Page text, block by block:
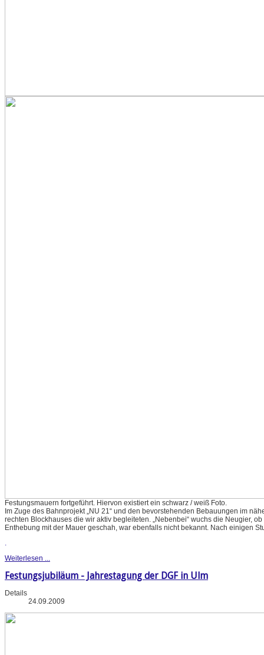
Festungsmauern fortgeführt. Hiervon existiert ein schwarz / weiß Foto.
Im Zuge des Bahnprojekt „NU 21“ und den bevorstehenden Bebauungen im
rechten Blockhauses die wir aktiv begleiteten. „Nebenbei“ wuchs die Neugier,
Enthebung mit der Mauer geschah, war ebenfalls nicht bekannt. Nach einigen
.
Weiterlesen ...
Festungsjubiläum - Jahrestagung der DGF in Ulm
Details
24.09.2009